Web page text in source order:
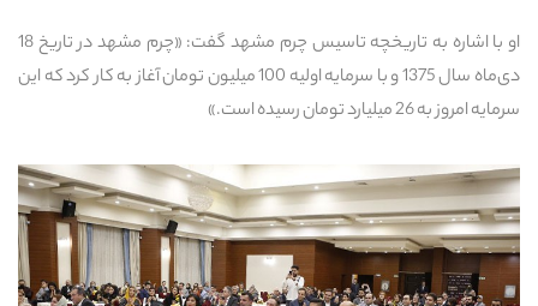
او با اشاره به تاریخچه تاسیس چرم مشهد گفت: «چرم مشهد در تاریخ 18
دی‌ماه سال 1375 و با سرمایه اولیه 100 میلیون تومان آغاز به کار کرد که این
سرمایه امروز به 26 میلیارد تومان رسیده است.»